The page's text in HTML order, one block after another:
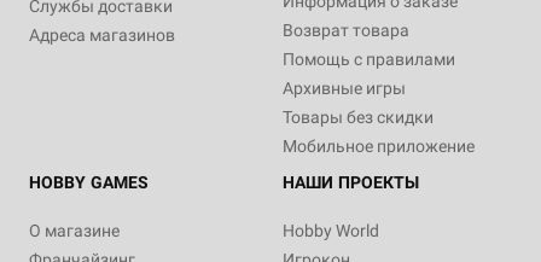
Службы доставки
Адреса магазинов
Возврат товара
Помощь с правилами
Архивные игры
Товары без скидки
Мобильное приложение
HOBBY GAMES
О магазине
НАШИ ПРОЕКТЫ
Hobby World